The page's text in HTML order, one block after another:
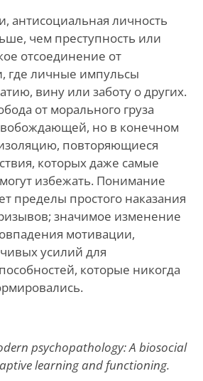
антисоциальная личность
чем преступность или
отсоединение от
где личные импульсы
вину или заботу о других.
от морального груза
но в конечном
повторяющиеся
которых даже самые
избежать. Понимание
пределы простого наказания
значимое изменение
мотивации,
усилий для
которые никогда
psychopathology: A biosocial
learning and functioning.